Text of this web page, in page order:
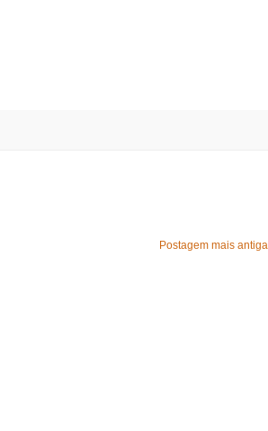
Postagem mais antiga